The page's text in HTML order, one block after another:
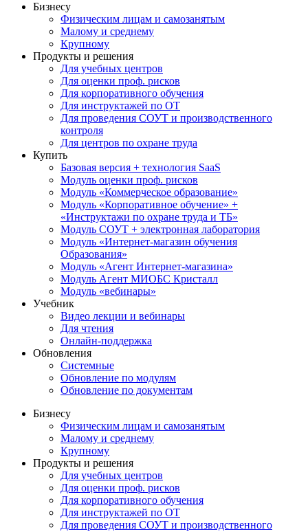
Бизнесу
Физическим лицам и самозанятым
Малому и среднему
Крупному
Продукты и решения
Для учебных центров
Для оценки проф. рисков
Для корпоративного обучения
Для инструктажей по ОТ
Для проведения СОУТ и производственного
контроля
Для центров по охране труда
Купить
Базовая версия + технология SaaS
Модуль оценки проф. рисков
Модуль «Коммерческое образование»
Модуль «Корпоративное обучение» +
«Инструктажи по охране труда и ТБ»
Модуль СОУТ + электронная лаборатория
Модуль «Интернет-магазин обучения
Образования»
Модуль «Агент Интернет-магазина»
Модуль Агент МИОБС Кристалл
Модуль «вебинары»
Учебник
Видео лекции и вебинары
Для чтения
Онлайн-поддержка
Обновления
Системные
Обновление по модулям
Обновление по документам
Бизнесу
Физическим лицам и самозанятым
Малому и среднему
Крупному
Продукты и решения
Для учебных центров
Для оценки проф. рисков
Для корпоративного обучения
Для инструктажей по ОТ
Для проведения СОУТ и производственного